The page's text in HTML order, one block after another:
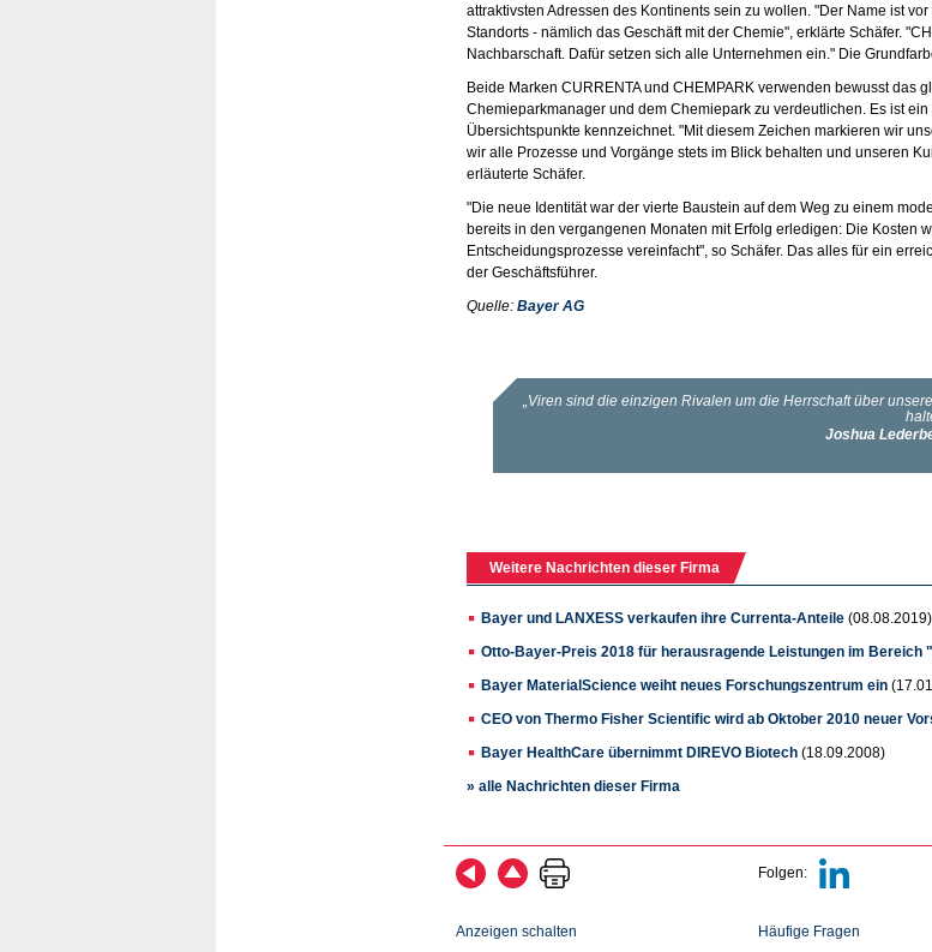
attraktivsten Adressen des Kontinents sein zu wollen. "Der Name ist
Standorts - nämlich das Geschäft mit der Chemie", erklärte Schäfer.
Nachbarschaft. Dafür setzen sich alle Unternehmen ein." Die
Beide Marken CURRENTA und CHEMPARK verwenden bewusst das
Chemieparkmanager und dem Chemiepark zu verdeutlichen. Es ist
Übersichtspunkte kennzeichnet. "Mit diesem Zeichen markieren wir
wir alle Prozesse und Vorgänge stets im Blick behalten und unseren
erläuterte Schäfer.
"Die neue Identität war der vierte Baustein auf dem Weg zu einem
bereits in den vergangenen Monaten mit Erfolg erledigen: Die Kosten
Entscheidungsprozesse vereinfacht", so Schäfer. Das alles für ein
der Geschäftsführer.
Quelle: Bayer AG
Weitere Nachrichten dieser Firma
Bayer und LANXESS verkaufen ihre Currenta-Anteile (08.08.2019)
Otto-Bayer-Preis 2018 für herausragende Leistungen im Bereich
Bayer MaterialScience weiht neues Forschungszentrum ein
CEO von Thermo Fisher Scientific wird ab Oktober 2010 neuer
Bayer HealthCare übernimmt DIREVO Biotech (18.09.2008)
» alle Nachrichten dieser Firma
Folgen:
Anzeigen schalten Häufige Fragen